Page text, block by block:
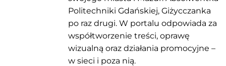
Politechniki Gdańskiej, Giżycczanka
po raz drugi. W portalu odpowiada za
współtworzenie treści, oprawę
wizualną oraz działania promocyjne –
w sieci i poza nią.